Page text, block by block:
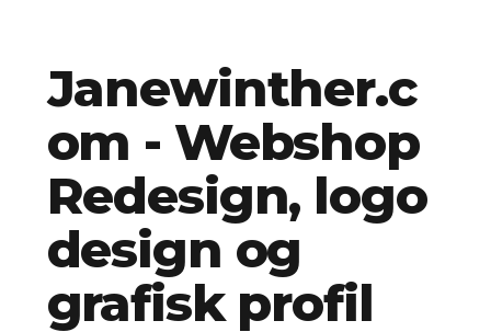
Janewinther.c
om - Webshop
Redesign, logo
design og
grafisk profil